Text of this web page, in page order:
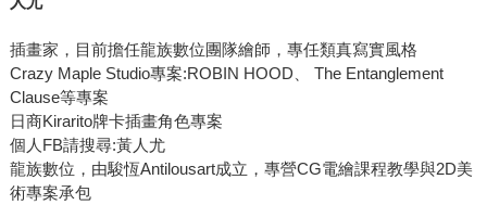
插畫家，目前擔任龍族數位團隊繪師，專任類真寫實風格
Crazy Maple Studio專案:ROBIN HOOD、 The Entanglement
Clause等專案
日商Kirarito牌卡插畫角色專案
個人FB請搜尋:黃人尤
龍族數位，由駿恆Antilousart成立，專營CG電繪課程教學與2D美
術專案承包